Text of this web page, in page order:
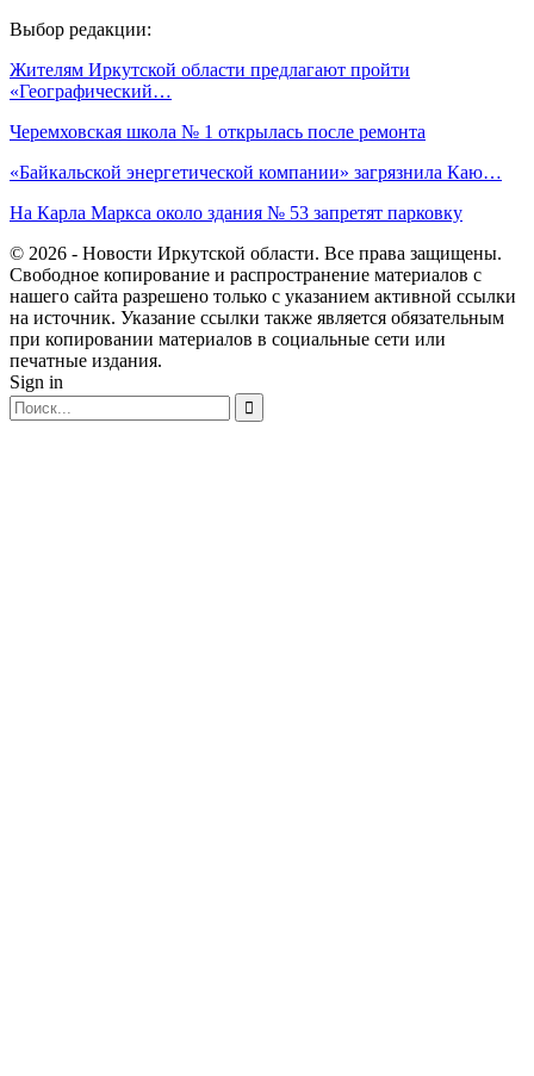
Выбор редакции:
Жителям Иркутской области предлагают пройти
«Географический…
Черемховская школа № 1 открылась после ремонта
«Байкальской энергетической компании» загрязнила Каю…
На Карла Маркса около здания № 53 запретят парковку
© 2026 - Новости Иркутской области. Все права защищены.
Свободное копирование и распространение материалов с
нашего сайта разрешено только с указанием активной ссылки
на источник. Указание ссылки также является обязательным
при копировании материалов в социальные сети или
печатные издания.
Sign in